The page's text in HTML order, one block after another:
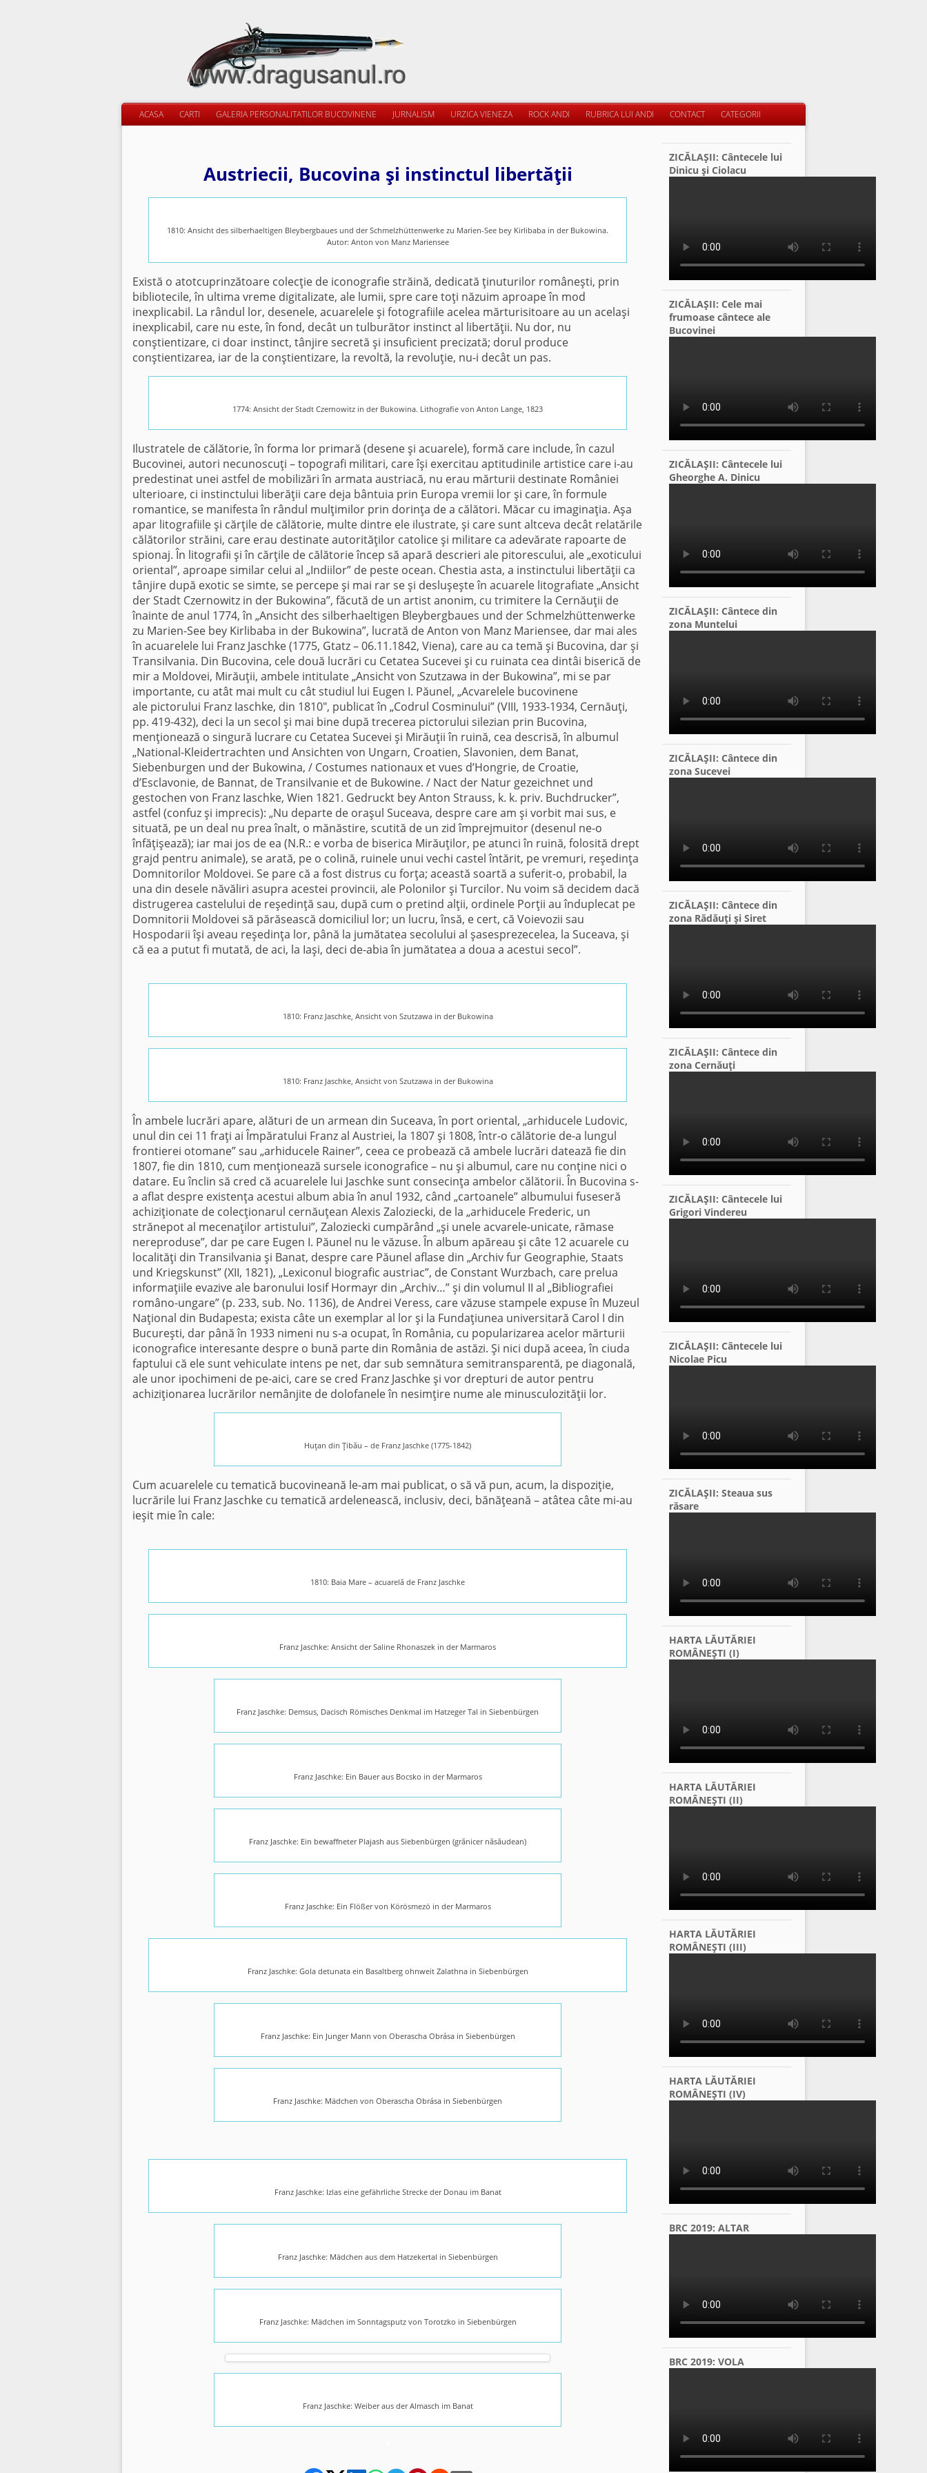
ACASA CARTI GALERIA PERSONALITATILOR BUCOVINENE JURNALISM URZICA VIENEZA ROCK ANDI RUBRICA LUI ANDI CONTACT CATEGORII
Austriecii, Bucovina şi instinctul libertăţii
1810: Ansicht des silberhaeltigen Bleybergbaues und der Schmelzhüttenwerke zu Marien-See bey Kirlibaba in der Bukowina.
Autor: Anton von Manz Mariensee
Există o atotcuprinzătoare colecţie de iconografie străină, dedicată ţinuturilor româneşti, prin
bibliotecile, în ultima vreme digitalizate, ale lumii, spre care toţi năzuim aproape în mod
inexplicabil. La rândul lor, desenele, acuarelele şi fotografiile acelea mărturisitoare au un acelaşi
inexplicabil, care nu este, în fond, decât un tulburător instinct al libertăţii. Nu dor, nu
conştientizare, ci doar instinct, tânjire secretă şi insuficient precizată; dorul produce
conştientizarea, iar de la conştientizare, la revoltă, la revoluţie, nu-i decât un pas.
1774: Ansicht der Stadt Czernowitz in der Bukowina. Lithografie von Anton Lange, 1823
Ilustratele de călătorie, în forma lor primară (desene şi acuarele), formă care include, în cazul
Bucovinei, autori necunoscuţi – topografi militari, care îşi exercitau aptitudinile artistice care i-au
predestinat unei astfel de mobilizări în armata austriacă, nu erau mărturii destinate României
ulterioare, ci instinctului liberăţii care deja bântuia prin Europa vremii lor şi care, în formule
romantice, se manifesta în rândul mulţimilor prin dorinţa de a călători. Măcar cu imaginaţia. Aşa
apar litografiile şi cărţile de călătorie, multe dintre ele ilustrate, şi care sunt altceva decât relatările
călătorilor străini, care erau destinate autorităţilor catolice şi militare ca adevărate rapoarte de
spionaj. În litografii şi în cărţile de călătorie încep să apară descrieri ale pitorescului, ale „exoticului
oriental”, aproape similar celui al „Indiilor” de peste ocean. Chestia asta, a instinctului libertăţii ca
tânjire după exotic se simte, se percepe şi mai rar se şi desluşeşte în acuarele litografiate „Ansicht
der Stadt Czernowitz in der Bukowina”, făcută de un artist anonim, cu trimitere la Cernăuţii de
înainte de anul 1774, în „Ansicht des silberhaeltigen Bleybergbaues und der Schmelzhüttenwerke
zu Marien-See bey Kirlibaba in der Bukowina”, lucrată de Anton von Manz Mariensee, dar mai ales
în acuarelele lui Franz Jaschke (1775, Gtatz – 06.11.1842, Viena), care au ca temă şi Bucovina, dar şi
Transilvania. Din Bucovina, cele două lucrări cu Cetatea Sucevei şi cu ruinata cea dintâi biserică de
mir a Moldovei, Mirăuţii, ambele intitulate „Ansicht von Szutzawa in der Bukowina”, mi se par
importante, cu atât mai mult cu cât studiul lui Eugen I. Păunel, „Acvarelele bucovinene
ale pictorului Franz Iaschke, din 1810″, publicat în „Codrul Cosminului” (VIII, 1933-1934, Cernăuţi,
pp. 419-432), deci la un secol şi mai bine după trecerea pictorului silezian prin Bucovina,
menţionează o singură lucrare cu Cetatea Sucevei şi Mirăuţii în ruină, cea descrisă, în albumul
„National-Kleidertrachten und Ansichten von Ungarn, Croatien, Slavonien, dem Banat,
Siebenburgen und der Bukowina, / Costumes nationaux et vues d’Hongrie, de Croatie,
d’Esclavonie, de Bannat, de Transilvanie et de Bukowine. / Nact der Natur gezeichnet und
gestochen von Franz Iaschke, Wien 1821. Gedruckt bey Anton Strauss, k. k. priv. Buchdrucker”,
astfel (confuz şi imprecis): „Nu departe de oraşul Suceava, despre care am şi vorbit mai sus, e
situată, pe un deal nu prea înalt, o mănăstire, scutită de un zid împrejmuitor (desenul ne-o
înfăţişează); iar mai jos de ea (N.R.: e vorba de biserica Mirăuţilor, pe atunci în ruină, folosită drept
grajd pentru animale), se arată, pe o colină, ruinele unui vechi castel întărit, pe vremuri, reşedinţa
Domnitorilor Moldovei. Se pare că a fost distrus cu forţa; această soartă a suferit-o, probabil, la
una din desele năvăliri asupra acestei provincii, ale Polonilor şi Turcilor. Nu voim să decidem dacă
distrugerea castelului de reşedinţă sau, după cum o pretind alţii, ordinele Porţii au înduplecat pe
Domnitorii Moldovei să părăsească domiciliul lor; un lucru, însă, e cert, că Voievozii sau
Hospodarii îşi aveau reşedinţa lor, până la jumătatea secolului al şasesprezecelea, la Suceava, şi
că ea a putut fi mutată, de aci, la Iaşi, deci de-abia în jumătatea a doua a acestui secol”.
1810: Franz Jaschke, Ansicht von Szutzawa in der Bukowina
1810: Franz Jaschke, Ansicht von Szutzawa in der Bukowina
În ambele lucrări apare, alături de un armean din Suceava, în port oriental, „arhiducele Ludovic,
unul din cei 11 fraţi ai Împăratului Franz al Austriei, la 1807 şi 1808, într-o călătorie de-a lungul
frontierei otomane” sau „arhiducele Rainer”, ceea ce probează că ambele lucrări datează fie din
1807, fie din 1810, cum menţionează sursele iconografice – nu şi albumul, care nu conţine nici o
datare. Eu înclin să cred că acuarelele lui Jaschke sunt consecinţa ambelor călătorii. În Bucovina s-
a aflat despre existenţa acestui album abia în anul 1932, când „cartoanele” albumului fuseseră
achiziţionate de colecţionarul cernăuţean Alexis Zaloziecki, de la „arhiducele Frederic, un
strănepot al mecenaţilor artistului”, Zaloziecki cumpărând „şi unele acvarele-unicate, rămase
nereproduse”, dar pe care Eugen I. Păunel nu le văzuse. În album apăreau şi câte 12 acuarele cu
localităţi din Transilvania şi Banat, despre care Păunel aflase din „Archiv fur Geographie, Staats
und Kriegskunst” (XII, 1821), „Lexiconul biografic austriac”, de Constant Wurzbach, care prelua
informaţiile evazive ale baronului Iosif Hormayr din „Archiv…” şi din volumul II al „Bibliografiei
româno-ungare” (p. 233, sub. No. 1136), de Andrei Veress, care văzuse stampele expuse în Muzeul
Naţional din Budapesta; exista câte un exemplar al lor şi la Fundaţiunea universitară Carol I din
Bucureşti, dar până în 1933 nimeni nu s-a ocupat, în România, cu popularizarea acelor mărturii
iconografice interesante despre o bună parte din România de astăzi. Şi nici după aceea, în ciuda
faptului că ele sunt vehiculate intens pe net, dar sub semnătura semitransparentă, pe diagonală,
ale unor ipochimeni de pe-aici, care se cred Franz Jaschke şi vor drepturi de autor pentru
achiziţionarea lucrărilor nemânjite de dolofanele în nesimţire nume ale minusculozităţii lor.
Huţan din Ţibău – de Franz Jaschke (1775-1842)
Cum acuarelele cu tematică bucovineană le-am mai publicat, o să vă pun, acum, la dispoziţie,
lucrările lui Franz Jaschke cu tematică ardelenească, inclusiv, deci, bănăţeană – atâtea câte mi-au
ieşit mie în cale:
1810: Baia Mare – acuarelă de Franz Jaschke
Franz Jaschke: Ansicht der Saline Rhonaszek in der Marmaros
Franz Jaschke: Demsus, Dacisch Römisches Denkmal im Hatzeger Tal in Siebenbürgen
Franz Jaschke: Ein Bauer aus Bocsko in der Marmaros
Franz Jaschke: Ein bewaffneter Plajash aus Siebenbürgen (grănicer năsăudean)
Franz Jaschke: Ein Flößer von Körösmezö in der Marmaros
Franz Jaschke: Gola detunata ein Basaltberg ohnweit Zalathna in Siebenbürgen
Franz Jaschke: Ein Junger Mann von Oberascha Obrása in Siebenbürgen
Franz Jaschke: Mädchen von Oberascha Obrása in Siebenbürgen
Franz Jaschke: Izlas eine gefährliche Strecke der Donau im Banat
Franz Jaschke: Mädchen aus dem Hatzekertal in Siebenbürgen
Franz Jaschke: Mädchen im Sonntagsputz von Torotzko in Siebenbürgen
Franz Jaschke: Weiber aus der Almasch im Banat
ZICĂLAŞII: Cântecele lui
Dinicu şi Ciolacu
ZICĂLAŞII: Cele mai
frumoase cântece ale
Bucovinei
ZICĂLAŞII: Cântecele lui
Gheorghe A. Dinicu
ZICĂLAŞII: Cântece din
zona Muntelui
ZICĂLAŞII: Cântece din
zona Sucevei
ZICĂLAŞII: Cântece din
zona Rădăuţi şi Siret
ZICĂLAŞII: Cântece din
zona Cernăuţi
ZICĂLAŞII: Cântecele lui
Grigori Vindereu
ZICĂLAŞII: Cântecele lui
Nicolae Picu
ZICĂLAŞII: Steaua sus
răsare
HARTA LĂUTĂRIEI
ROMÂNEŞTI (I)
HARTA LĂUTĂRIEI
ROMÂNEŞTI (II)
HARTA LĂUTĂRIEI
ROMÂNEŞTI (III)
HARTA LĂUTĂRIEI
ROMÂNEŞTI (IV)
BRC 2019: ALTAR
BRC 2019: VOLA